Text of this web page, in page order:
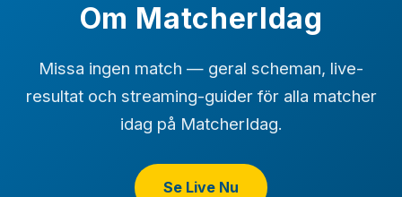
Om MatcherIdag
Missa ingen match — geral scheman, live-
resultat och streaming-guider för alla matcher
idag på MatcherIdag.
Se Live Nu